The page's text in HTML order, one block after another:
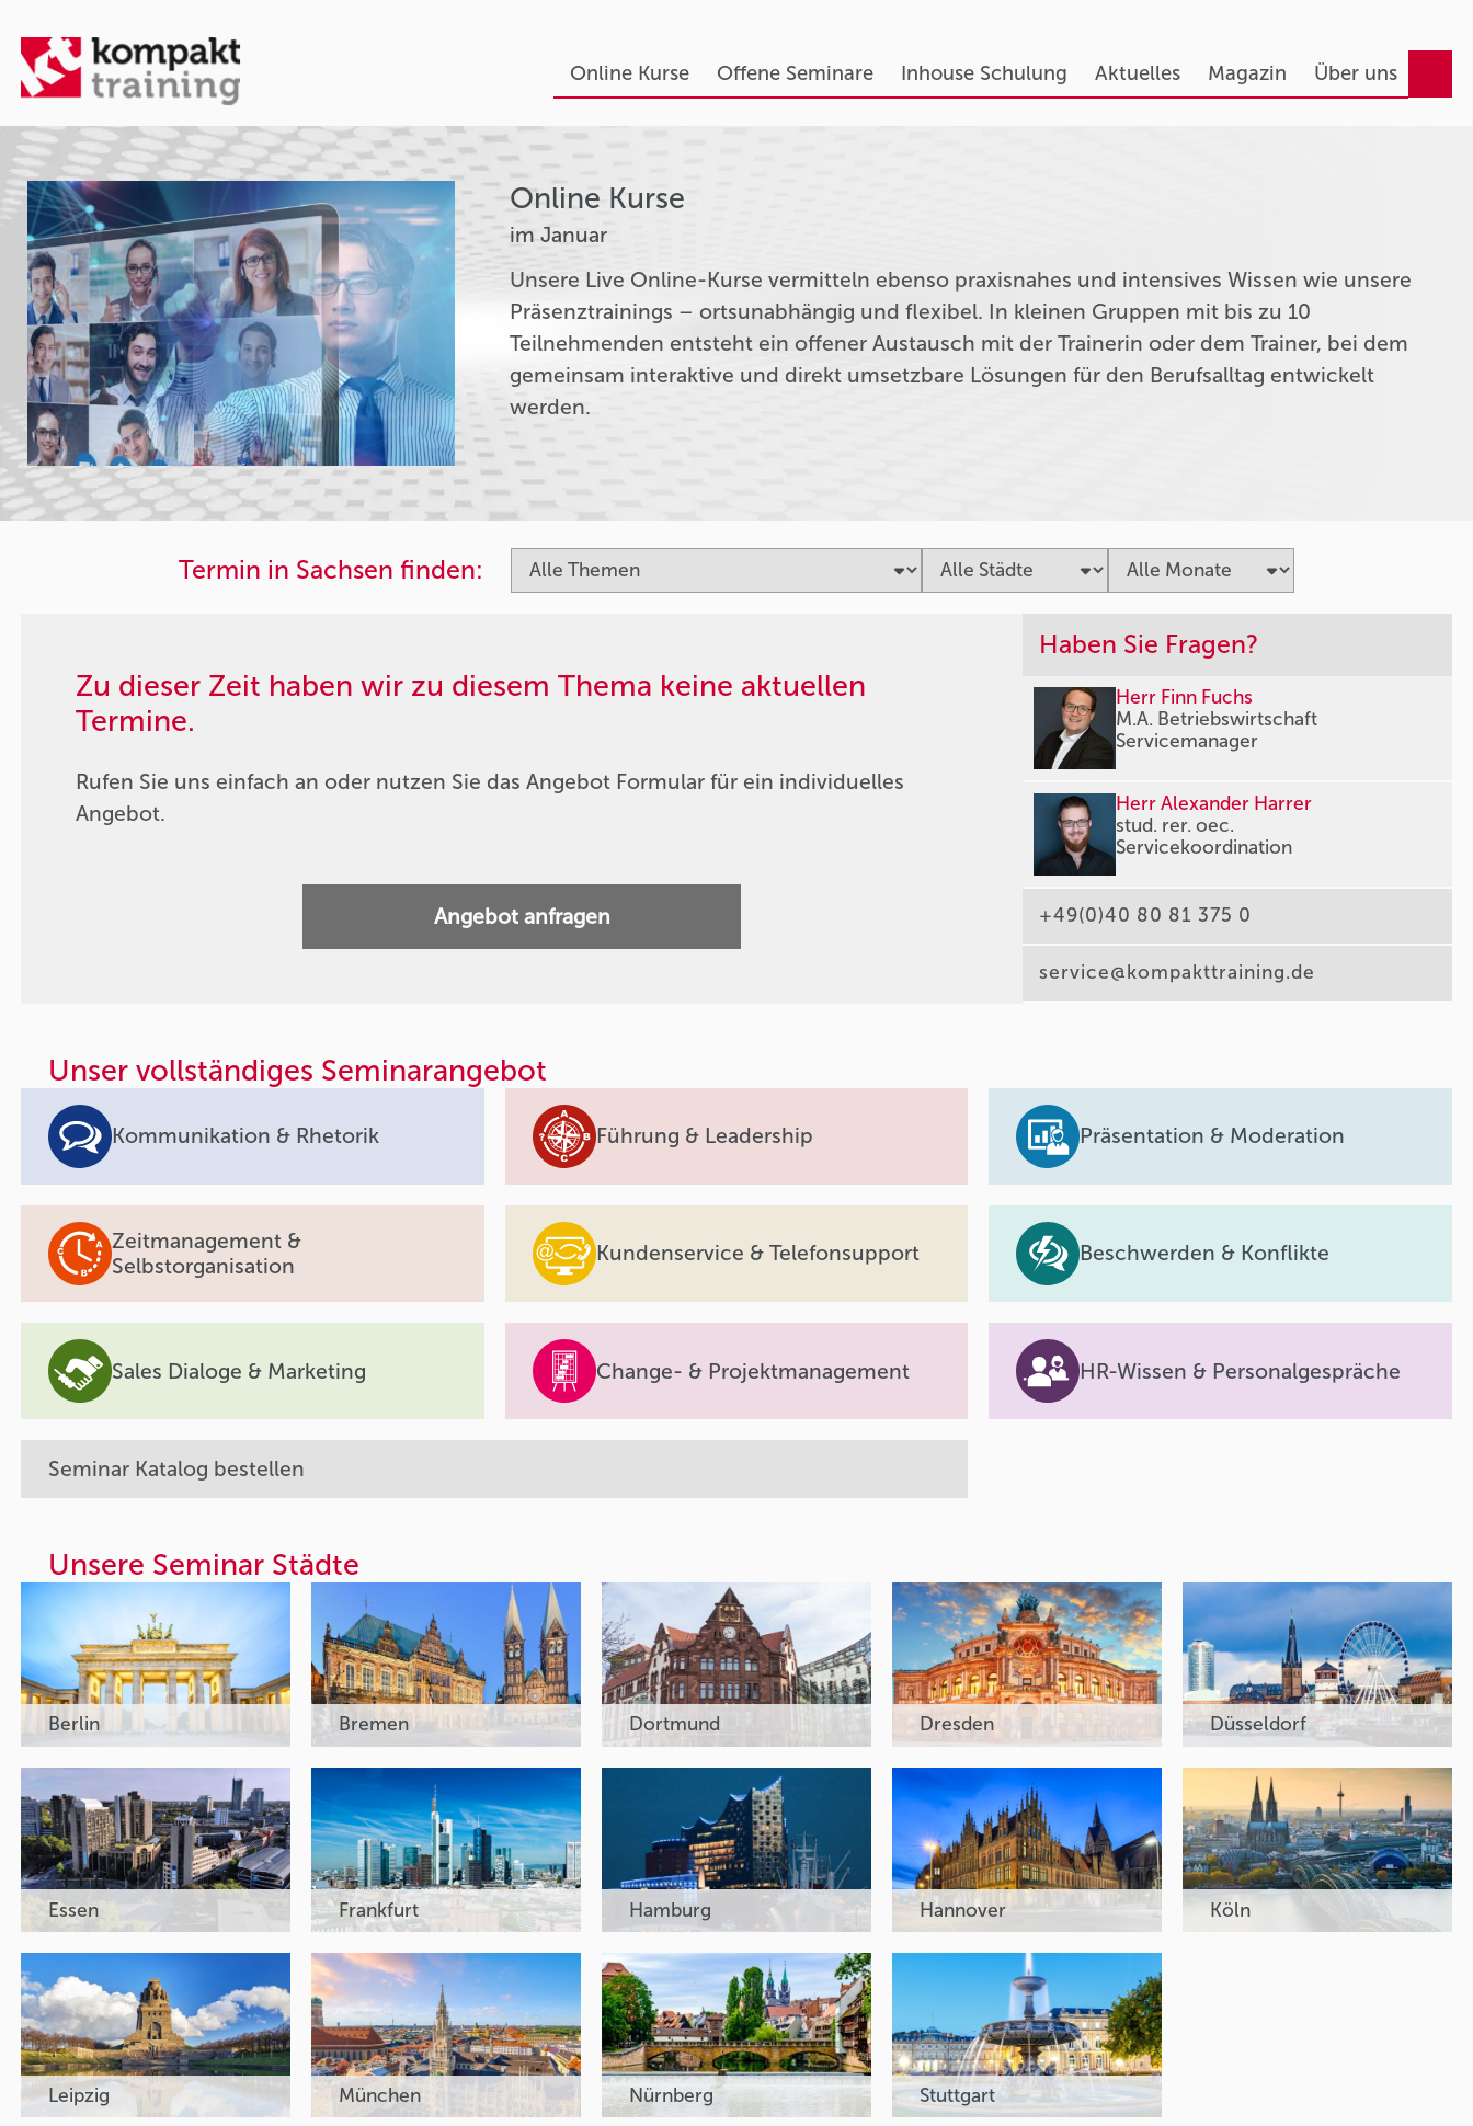
Online Kurse Offene Seminare Inhouse Schulung Aktuelles Magazin Über uns
Online Kurse
im Januar
Unsere Live Online-Kurse vermitteln ebenso praxisnahes und intensives Wissen wie unsere
Präsenztrainings – ortsunabhängig und flexibel. In kleinen Gruppen mit bis zu 10
Teilnehmenden entsteht ein offener Austausch mit der Trainerin oder dem Trainer, bei dem
gemeinsam interaktive und direkt umsetzbare Lösungen für den Berufsalltag entwickelt
werden.
Termin in Sachsen finden:
Zu dieser Zeit haben wir zu diesem Thema keine aktuellen
Termine.
Rufen Sie uns einfach an oder nutzen Sie das Angebot Formular für ein individuelles
Angebot.
Angebot anfragen
Haben Sie Fragen?
Herr Finn Fuchs
M.A. Betriebswirtschaft
Servicemanager
Herr Alexander Harrer
stud. rer. oec.
Servicekoordination
+49(0)40 80 81 375 0
service@kompakttraining.de
Unser vollständiges Seminarangebot
Kommunikation & Rhetorik Führung & Leadership Präsentation & Moderation
Zeitmanagement &
Selbstorganisation
Kundenservice & Telefonsupport Beschwerden & Konflikte
Sales Dialoge & Marketing Change- & Projektmanagement HR-Wissen & Personalgespräche
Seminar Katalog bestellen
Unsere Seminar Städte
Berlin Bremen Dortmund Dresden Düsseldorf
Essen Frankfurt Hamburg Hannover Köln
Leipzig München Nürnberg Stuttgart